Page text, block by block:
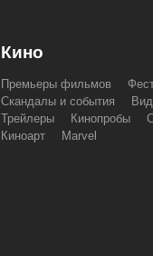
Кино
Премьеры фильмов
Скандалы и события
Трейлеры
Кинопробы
Киноарт
Marvel